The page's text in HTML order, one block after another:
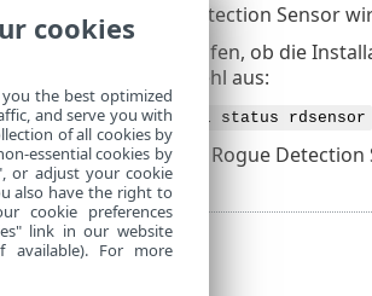
ESET Rogue Detection Sensor
Um zu überprüfen, ob die
folgenden Befehl aus:
sudo systemctl status rdsensor
Die Log-Datei des Rogue
cookies
the best optimized
and serve you with
of all cookies by
essential cookies by
or adjust your cookie
also have the right to
cookie preferences
link in our website
For more